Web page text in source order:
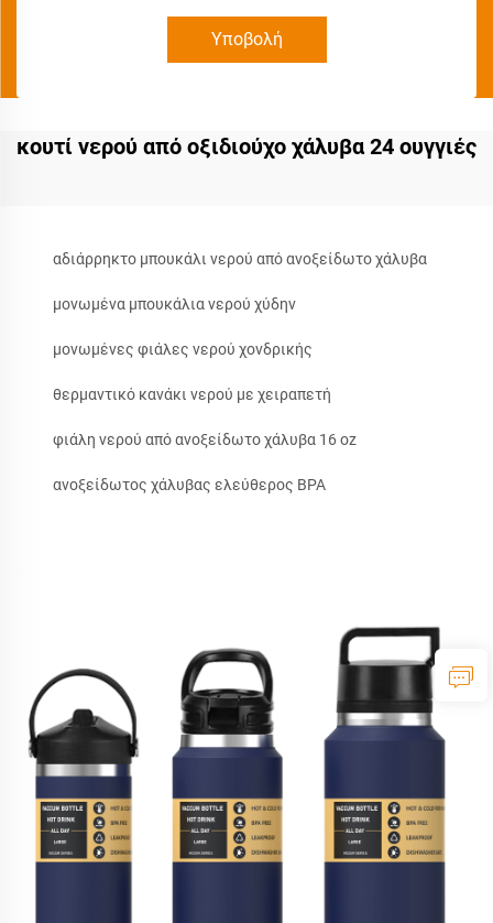
Υποβολή
κουτί νερού από οξιδιούχο χάλυβα 24 ουγγιές
αδιάρρηκτο μπουκάλι νερού από ανοξείδωτο χάλυβα
μονωμένα μπουκάλια νερού χύδην
μονωμένες φιάλες νερού χονδρικής
θερμαντικό κανάκι νερού με χειραπετή
φιάλη νερού από ανοξείδωτο χάλυβα 16 oz
ανοξείδωτος χάλυβας ελεύθερος BPA